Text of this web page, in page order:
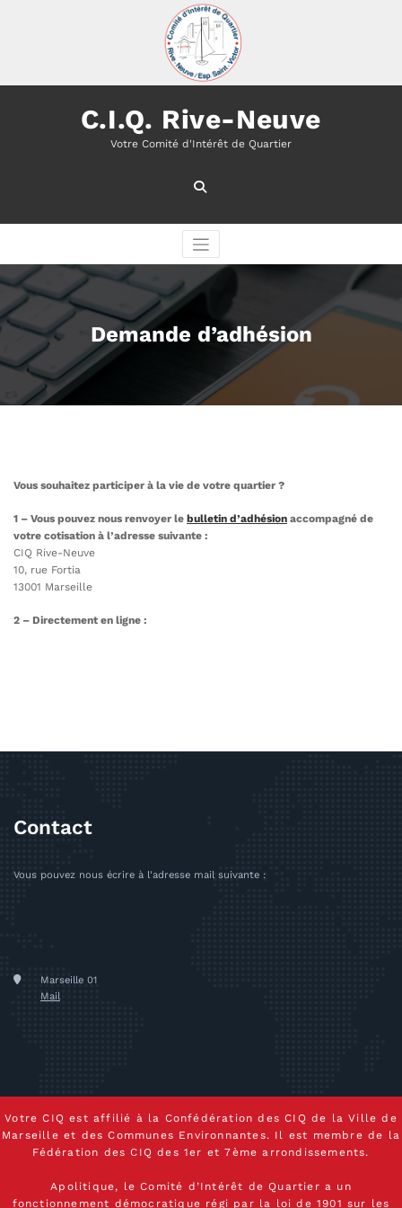
C.I.Q. Rive-Neuve
Votre Comité d'Intérêt de Quartier
Demande d’adhésion
Vous souhaitez participer à la vie de votre quartier ?
1 – Vous pouvez nous renvoyer le bulletin d’adhésion accompagné de
votre cotisation à l’adresse suivante :
CIQ Rive-Neuve
10, rue Fortia
13001 Marseille
2 – Directement en ligne :
Contact
Vous pouvez nous écrire à l'adresse mail suivante :
Marseille 01
Mail
Votre CIQ est affilié à la Confédération des CIQ de la Ville de
Marseille et des Communes Environnantes. Il est membre de la
Fédération des CIQ des 1er et 7ème arrondissements.
Apolitique, le Comité d’Intérêt de Quartier a un
fonctionnement démocratique régi par la loi de 1901 sur les